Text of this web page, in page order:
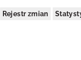
Rejestr zmian